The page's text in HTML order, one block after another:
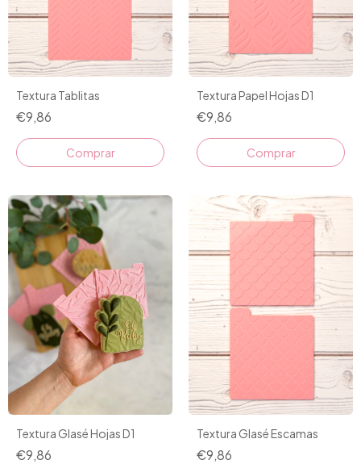
Textura Tablitas
€9,86
Textura Papel Hojas D1
€9,86
Textura Glasé Hojas D1
€9,86
Textura Glasé Escamas
€9,86